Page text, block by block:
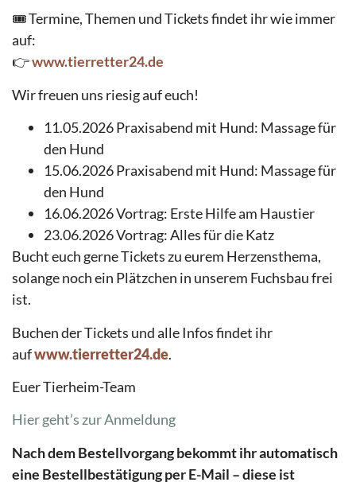
🎟️ Termine, Themen und Tickets findet ihr wie immer
auf:
👉www.tierretter24.de
Wir freuen uns riesig auf euch!
11.05.2026 Praxisabend mit Hund: Massage für
den Hund
15.06.2026 Praxisabend mit Hund: Massage für
den Hund
16.06.2026 Vortrag: Erste Hilfe am Haustier
23.06.2026 Vortrag: Alles für die Katz
Bucht euch gerne Tickets zu eurem Herzensthema,
solange noch ein Plätzchen in unserem Fuchsbau frei
ist.
Buchen der Tickets und alle Infos findet ihr
aufwww.tierretter24.de.
Euer Tierheim-Team
Hier geht’s zur Anmeldung
Nach dem Bestellvorgang bekommt ihr automatisch
eine Bestellbestätigung per E-Mail – diese ist